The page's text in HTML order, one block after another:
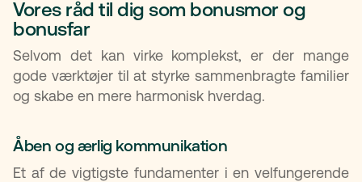
Vores råd til dig som bonusmor og
bonusfar
Selvom det kan virke komplekst, er der mange
gode værktøjer til at styrke sammenbragte familier
og skabe en mere harmonisk hverdag.
Åben og ærlig kommunikation
Et af de vigtigste fundamenter i en velfungerende